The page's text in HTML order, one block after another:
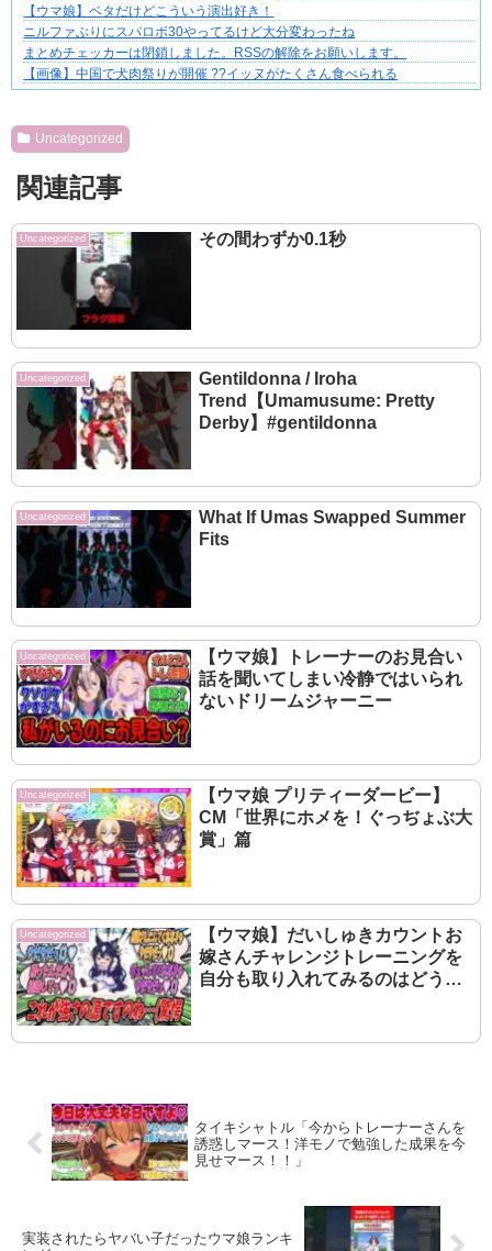
【ウマ娘】ベタだけどこういう演出好き！
ニルファぶりにスパロボ30やってるけど大分変わったね
まとめチェッカーは閉鎖しました。RSSの解除をお願いします。
【画像】中国で犬肉祭りが開催 ??イッヌがたくさん食べられる
Uncategorized
関連記事
Uncategorized その間わずか0.1秒
Uncategorized
Gentildonna / Iroha
Trend【Umamusume: Pretty
Derby】#gentildonna
Uncategorized
What If Umas Swapped Summer
Fits
Uncategorized
【ウマ娘】トレーナーのお見合い
話を聞いてしまい冷静ではいられ
ないドリームジャーニー
Uncategorized
【ウマ娘 プリティーダービー】
CM「世界にホメを！ぐっぢょぶ大
賞」篇
Uncategorized
【ウマ娘】だいしゅきカウントお
嫁さんチャレンジトレーニングを
自分も取り入れてみるのはどうか
ののジェンティルに大差勝ちの成
タイキシャトル「今からトレーナーさんを
誘惑しマース！洋モノで勉強した成果を今
見せマース！！」
実装されたらヤバい子だったウマ娘ランキ